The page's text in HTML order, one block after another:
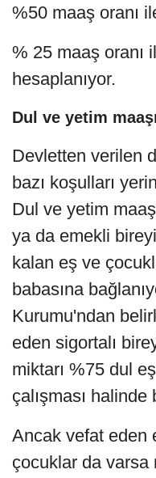
%50 maaş oranı
% 25 maaş oranı
hesaplanıyor.
Dul ve yetim
Devletten verilen
bazı koşulları
Dul ve yetim
ya da emekli
kalan eş ve
babasına
Kurumu'ndan
eden sigortalı
miktarı %75 dul
çalışması
Ancak vefat eden
çocuklar da varsa